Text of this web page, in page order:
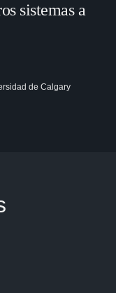
sistemas a
de Calgary